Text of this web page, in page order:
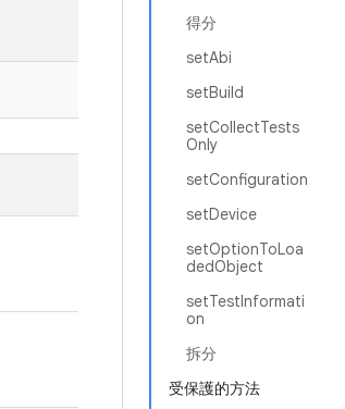
得分
setAbi
setBuild
setCollectTests
Only
setConfiguration
setDevice
setOptionToLoa
dedObject
setTestInformati
on
拆分
受保護的方法